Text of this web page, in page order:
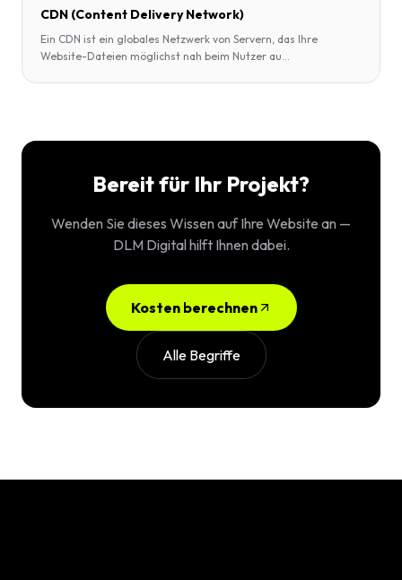
CDN (Content Delivery Network)
Ein CDN ist ein globales Netzwerk von Servern, das Ihre
Website-Dateien möglichst nah beim Nutzer au
Bereit für Ihr Projekt?
Wenden Sie dieses Wissen auf Ihre Website an —
DLM Digital hilft Ihnen dabei.
Kosten berechnen
Alle Begriffe